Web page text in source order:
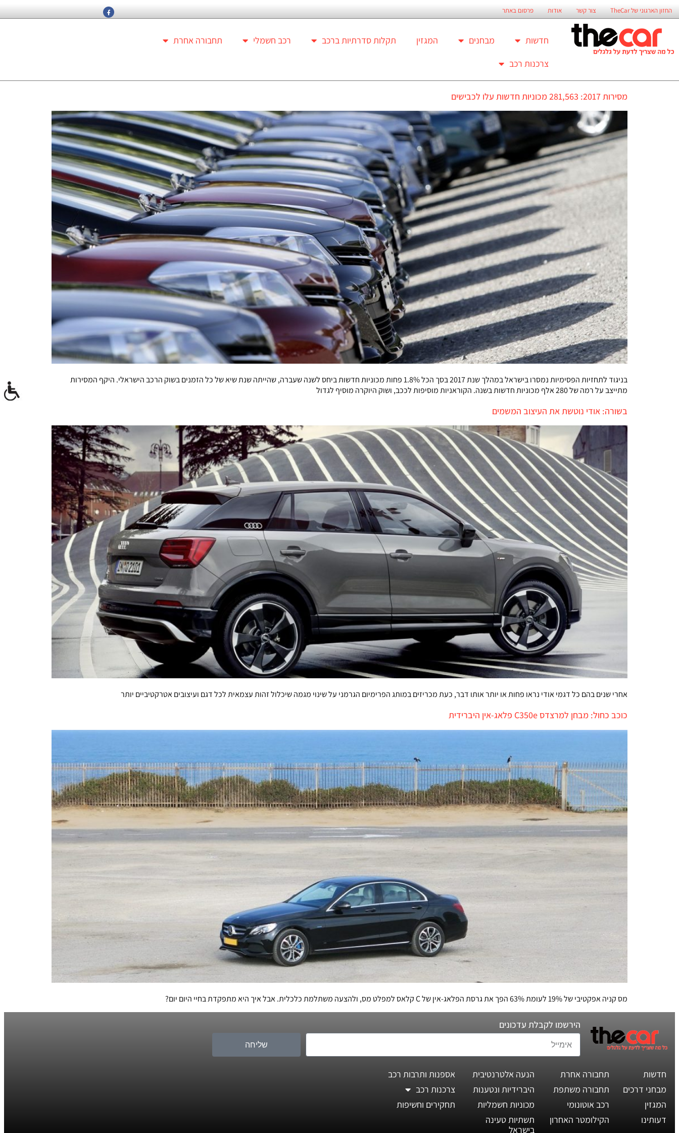
החזון הארגוני של TheCar צור קשר אודות פרסום באתר
חדשות מבחנים המגזין תקלות סדרתיות ברכב רכב חשמלי
תחבורה אחרת
צרכנות רכב
מסירות 2017: 281,563 מכוניות חדשות עלו לכבישים
בניגוד לתחזיות הפסימיות נמסרו בישראל במהלך שנת 2017 בסך הכל 1.8% פחות מכוניות חדשות ביחס לשנה שעברה, שהייתה שנת שיא של כל הזמנים בשוק הרכב הישראלי. היקף המסירות
מתייצב על רמה של 280 אלף מכוניות חדשות בשנה. הקוראניות מוסיפות לככב, ושוק היוקרה מוסיף לגדול
בשורה: אודי נוטשת את העיצוב המשמים
אחרי שנים בהם כל דגמי אודי נראו פחות או יותר אותו דבר, כעת מכריזים במותג הפרימיום הגרמני על שינוי מגמה שיכלול זהות עצמאית לכל דגם ועיצובים אטרקטיביים יותר
כוכב כחול: מבחן למרצדס C350e פלאג-אין היברידית
מס קניה אפקטיבי של 19% לעומת 63% הפך את גרסת הפלאג-אין של C קלאס למפלט מס, ולהצעה משתלמת כלכלית. אבל איך היא מתפקדת בחיי היום יום?
הירשמו לקבלת עדכונים
שליחה
חדשות
מבחני דרכים
המגזין
דעותינו
תחבורה אחרת
תחבורה משתפת
רכב אוטונומי
הקילומטר האחרון
הנעה אלטרנטיבית
היברידיות ונטענות
מכוניות חשמליות
תשתיות טעינה
בישראל
אספנות ותרבות רכב
צרכנות רכב
תחקירים וחשיפות